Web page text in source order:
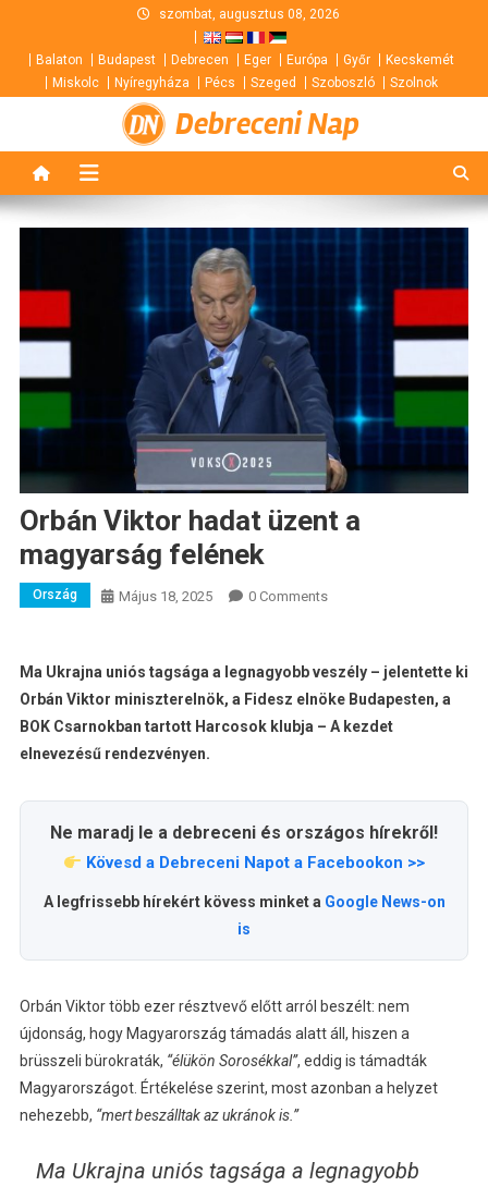
content
szombat, augusztus 08, 2026
Balaton Budapest Debrecen Eger Európa Győr
Kecskemét
Miskolc
Nyíregyháza Pécs Szeged Szoboszló Szolnok
Debreceni Nap
Orbán Viktor hadat üzent a
magyarság felének
Ország Május 18, 2025 0 Comments
Ma Ukrajna uniós tagsága a legnagyobb veszély – jelentette ki
Orbán Viktor miniszterelnök, a Fidesz elnöke Budapesten, a
BOK Csarnokban tartott Harcosok klubja – A kezdet
elnevezésű rendezvényen.
Ne maradj le a debreceni és országos hírekről!
Kövesd a Debreceni Napot a Facebookon >>
A legfrissebb hírekért kövess minket a Google News-on
is
Orbán Viktor több ezer résztvevő előtt arról beszélt: nem
újdonság, hogy Magyarország támadás alatt áll, hiszen a
brüsszeli bürokraták, “élükön Sorosékkal”, eddig is támadták
Magyarországot. Értékelése szerint, most azonban a helyzet
nehezebb, “mert beszálltak az ukránok is.”
Ma Ukrajna uniós tagsága a legnagyobb